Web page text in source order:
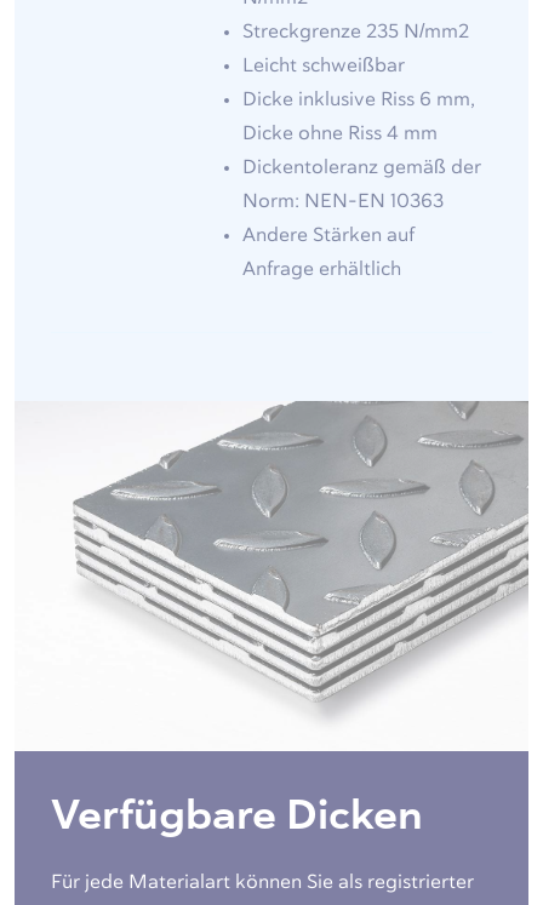
Streckgrenze 235 N/mm2
Leicht schweißbar
Dicke inklusive Riss 6 mm,
Dicke ohne Riss 4 mm
Dickentoleranz gemäß der
Norm: NEN-EN 10363
Andere Stärken auf
Anfrage erhältlich
Verfügbare Dicken
Für jede Materialart können Sie als registrierter